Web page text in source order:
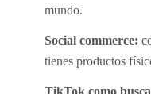
mundo.
Social commerce:
tienes productos
TikTok como